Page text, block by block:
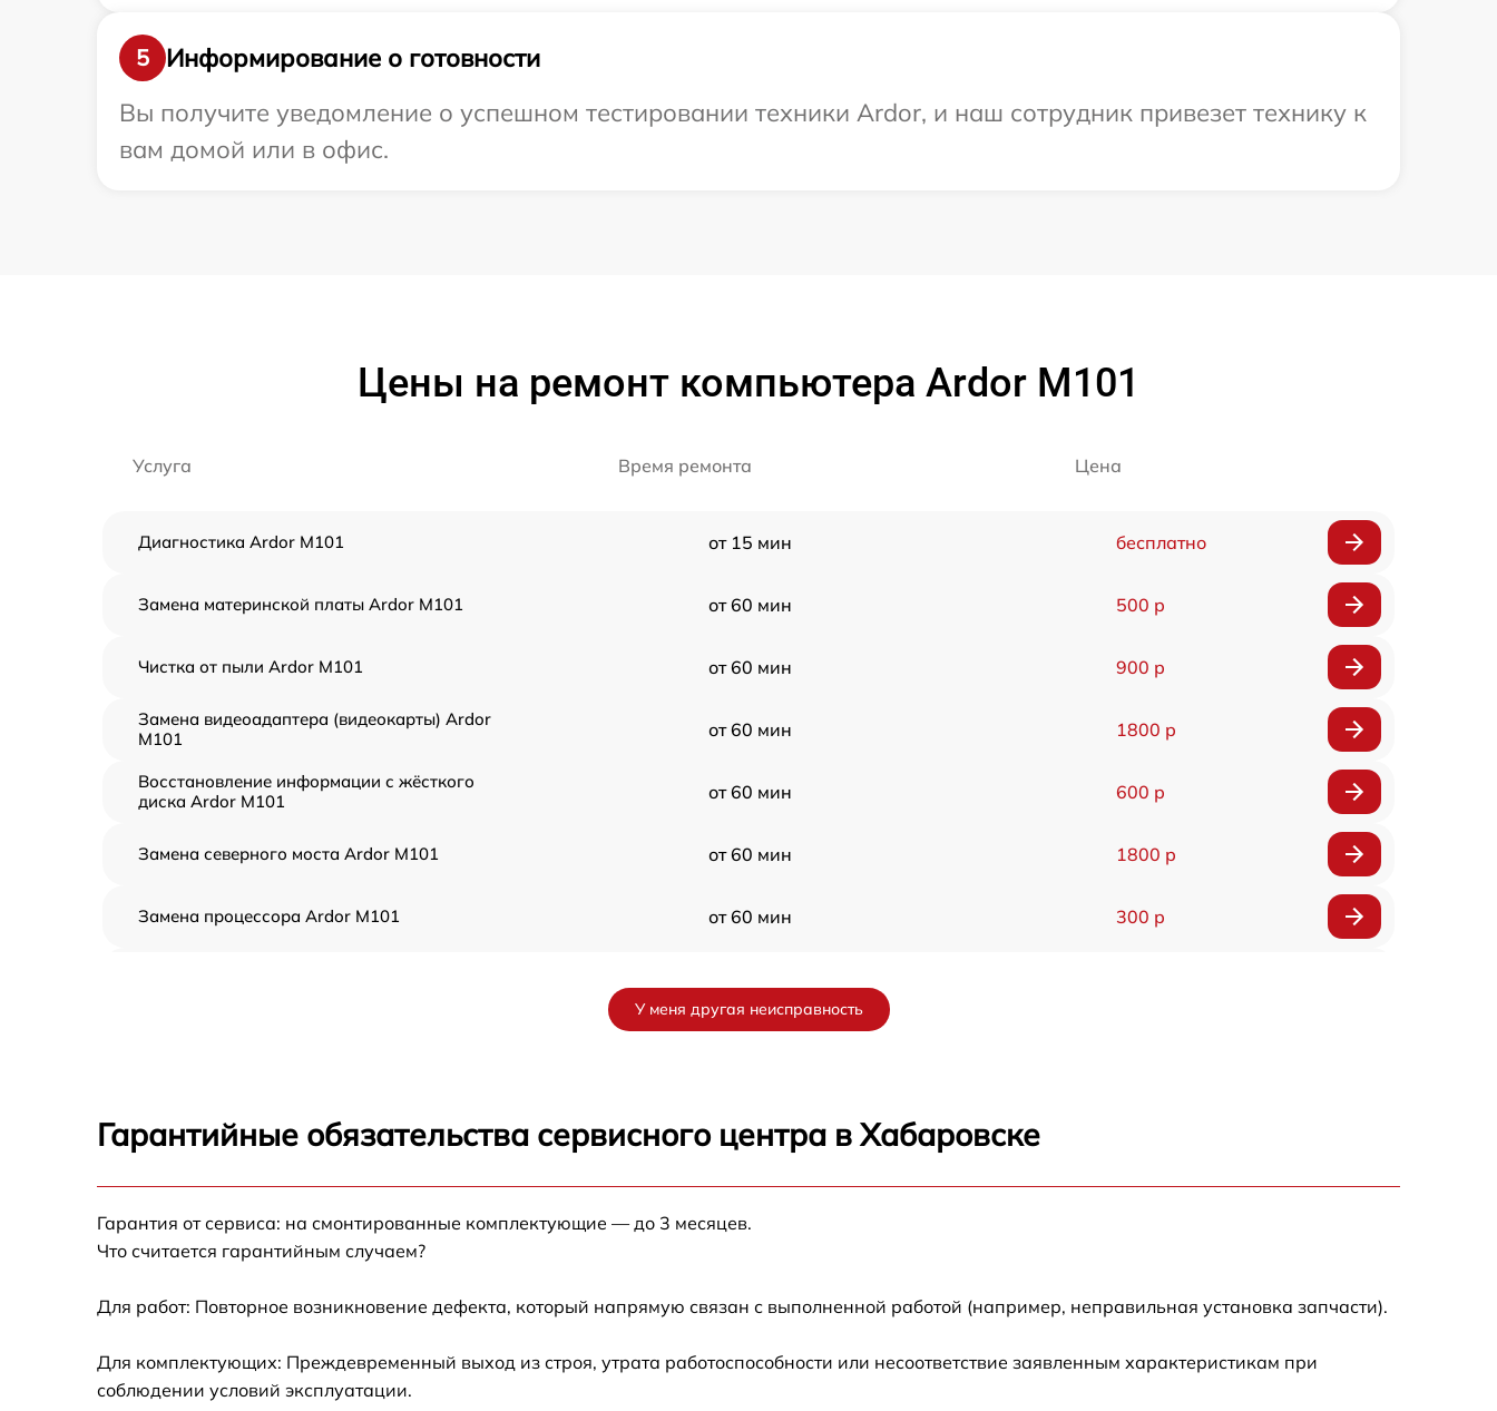
5
Информирование о готовности
Вы получите уведомление о успешном тестировании техники Ardor, и наш сотрудник привезет технику к
вам домой или в офис.
Цены на ремонт компьютера Ardor M101
Услуга Время ремонта Цена
Диагностика Ardor M101 от 15 мин бесплатно
Замена материнской платы Ardor M101 от 60 мин 500 р
Чистка от пыли Ardor M101 от 60 мин 900 р
Замена видеоадаптера (видеокарты) Ardor
M101
от 60 мин 1800 р
Восстановление информации с жёсткого
диска Ardor M101
от 60 мин 600 р
Замена северного моста Ardor M101 от 60 мин 1800 р
Замена процессора Ardor M101 от 60 мин 300 р
Замена звуковой платы Ardor M101 от 60 мин
У меня другая неисправность
Гарантийные обязательства сервисного центра в Хабаровске
Гарантия от сервиса: на смонтированные комплектующие — до 3 месяцев.
Что считается гарантийным случаем?
Для работ: Повторное возникновение дефекта, который напрямую связан с выполненной работой (например, неправильная установка запчасти).
Для комплектующих: Преждевременный выход из строя, утрата работоспособности или несоответствие заявленным характеристикам при
соблюдении условий эксплуатации.